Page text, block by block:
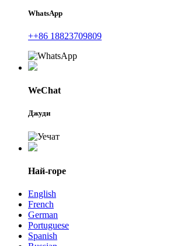
WhatsApp
++86 18823709809
WeChat
Джуди
Най-горе
English
French
German
Portuguese
Spanish